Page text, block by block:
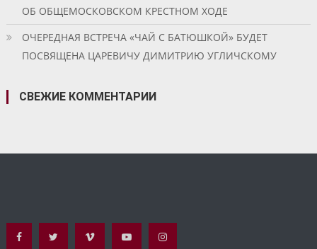
ОБ ОБЩЕМОСКОВСКОМ КРЕСТНОМ ХОДЕ
ОЧЕРЕДНАЯ ВСТРЕЧА «ЧАЙ С БАТЮШКОЙ» БУДЕТ
ПОСВЯЩЕНА ЦАРЕВИЧУ ДИМИТРИЮ УГЛИЧСКОМУ
СВЕЖИЕ КОММЕНТАРИИ